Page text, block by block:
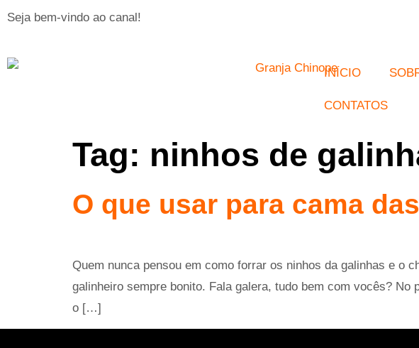
Seja bem-vindo ao canal!
INÍCIO
CONTATOS
Tag: ninhos de
O que usar para cama
Quem nunca pensou em como forrar os ninhos da galinhas e o
galinheiro sempre bonito. Fala galera, tudo bem com vocês?
o […]